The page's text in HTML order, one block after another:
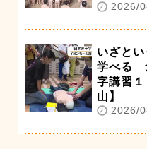
2026/
いざと
学べる
字講習
山】
2026/